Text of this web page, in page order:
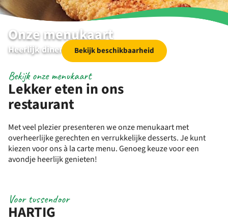
Onze menukaart
Heerlijk dineren Bekijk beschikbaarheid
Lekker eten in ons
restaurant
Bekijk onze menukaart
Met veel plezier presenteren we onze menukaart met
overheerlijke gerechten en verrukkelijke desserts. Je kunt
kiezen voor ons à la carte menu. Genoeg keuze voor een
avondje heerlijk genieten!
HARTIG
Voor tussendoor